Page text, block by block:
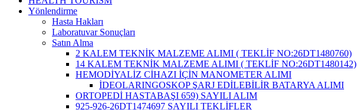
Yönlendirme
Hasta Hakları
Laboratuvar Sonuçları
Satın Alma
2 KALEM TEKNİK MALZEME ALIMI ( TEKLİF NO:26DT1480760)
14 KALEM TEKNİK MALZEME ALIMI ( TEKLİF NO:26DT1480142)
HEMODİYALİZ CİHAZI İÇİN MANOMETER ALIMI
İDEOLARINGOSKOP ŞARJ EDİLEBİLİR BATARYA ALIMI
ORTOPEDİ HASTABAŞI 659) SAYILI ALIM
925-926-26DT1474697 SAYILI TEKLİFLER